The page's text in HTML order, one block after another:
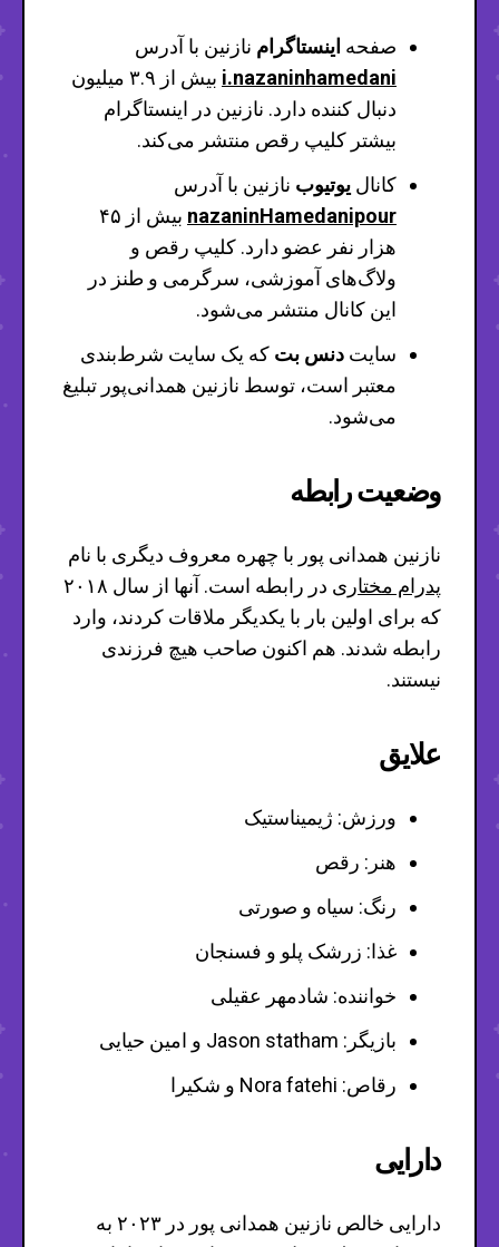
صفحه اینستاگرام نازنین با آدرس
i.nazaninhamedani
بیش از ۳.۹ میلیون
دنبال کننده دارد. نازنین در اینستاگرام
بیشتر کلیپ رقص منتشر می‌کند.
کانال یوتیوب نازنین با آدرس
nazaninHamedanipour
بیش از ۴۵
هزار نفر عضو دارد. کلیپ رقص و
ولاگ‌های آموزشی، سرگرمی و طنز در
این کانال منتشر می‌شود.
سایت دنس بت که یک سایت شرط‌بندی
معتبر است، توسط نازنین همدانی‌پور تبلیغ
می‌شود.
وضعیت رابطه
نازنین همدانی پور با چهره معروف دیگری با نام
پدرام مختاری
در رابطه است. آنها از سال ۲۰۱۸
که برای اولین بار با یکدیگر ملاقات کردند، وارد
رابطه شدند. هم اکنون صاحب هیچ فرزندی
نیستند.
علایق
ورزش: ژیمیناستیک
هنر: رقص
رنگ: سیاه و صورتی
غذا: زرشک پلو و فسنجان
خواننده: شادمهر عقیلی
بازیگر: Jason statham و امین حیایی
رقاص: Nora fatehi و شکیرا
دارایی
دارایی خالص نازنین همدانی پور در ۲۰۲۳ به